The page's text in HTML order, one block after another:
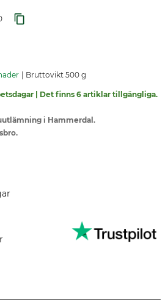
Bruttovikt 500 g
| Det finns 6 artiklar tillgängliga.
i Hammerdal.